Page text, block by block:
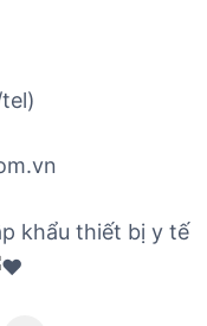
khẩu thiết bị y tế